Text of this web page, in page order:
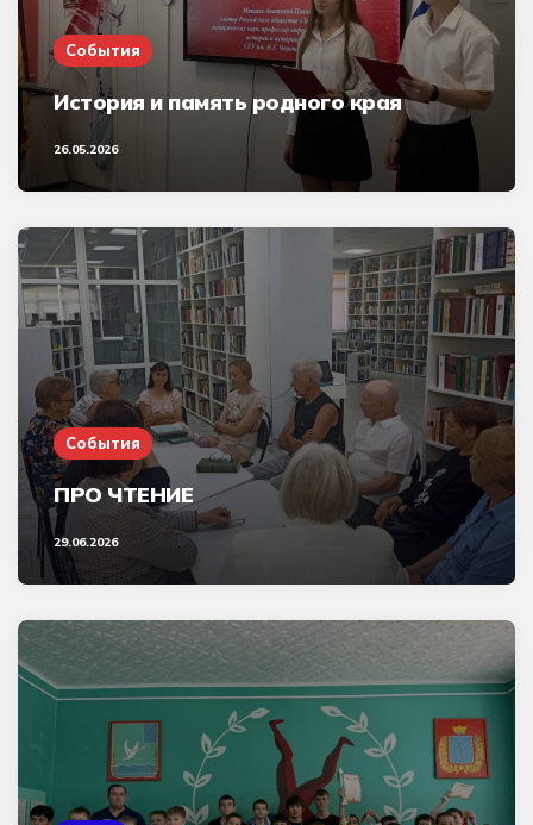
События
История и память родного края
26.05.2026
События
ПРО ЧТЕНИЕ
29.06.2026